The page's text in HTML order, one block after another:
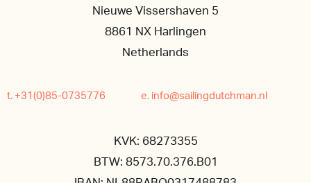
Nieuwe Vissershaven 5
8861 NX Harlingen
Netherlands
t. +31(0)85-0735776 e. info@sailingdutchman.nl
KVK: 68273355
BTW: 8573.70.376.B01